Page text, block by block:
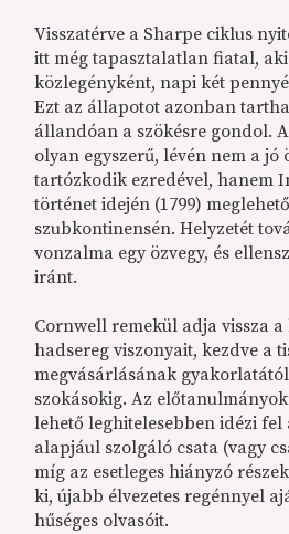
Visszatérve a Sharpe ciklus
itt még tapasztalatlan fiatal,
közlegényként, napi két
Ezt az állapotot azonban
állandóan a szökésre gondol.
olyan egyszerű, lévén nem a
tartózkodik ezredével, hanem
történet idején (1799)
szubkontinensén. Helyzetét
vonzalma egy özvegy, és
iránt.
Cornwell remekül adja vissza
hadsereg viszonyait, kezdve a
megvásárlásának
szokásokig. Az
lehető leghitelesebben idézi
alapjául szolgáló csata (vagy
míg az esetleges hiányzó
ki, újabb élvezetes regénnyel
hűséges olvasóit.